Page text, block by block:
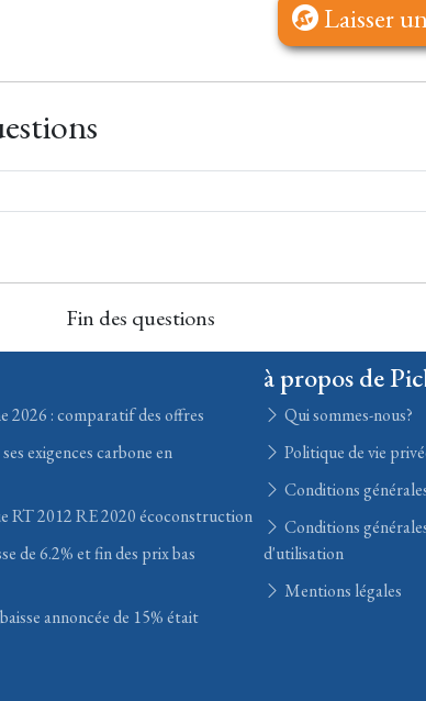
Laisser
Fin des questions
2026 : comparatif des offres
exigences carbone en
RT 2012 RE 2020 écoconstruction
de 6.2% et fin des prix bas
annoncée de 15% était
à propos de
Qui sommes-nous?
Politique de vie
Conditions
Conditions
d'utilisation
Mentions légales